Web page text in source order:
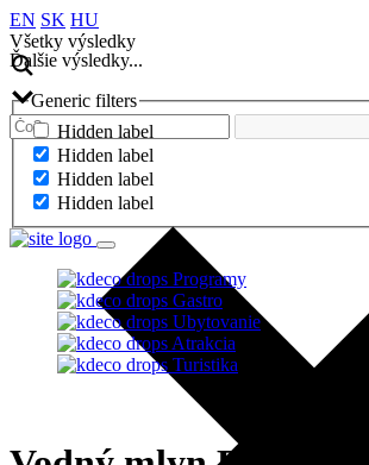
EN SK HU
Všetky výsledky
Ďalšie výsledky...
Generic filters
Hidden label
Hidden label
Hidden label
Hidden label
Programy
Gastro
Ubytovanie
Atrakcia
Turistika